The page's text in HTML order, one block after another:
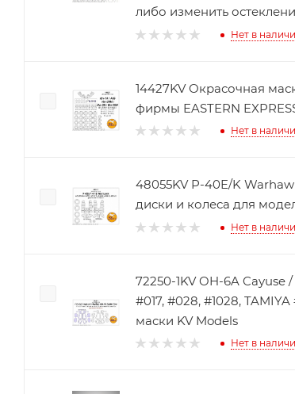
либо изменить
Нет в
14427KV Окрасочная маска Ил-
фирмы EASTERN
Нет в
48055KV P-40E/K Warhawk
диски и колеса для
Нет в
72250-1KV OH-6A Cayuse
#017, #028, #1028,
маски KV Models
Нет в